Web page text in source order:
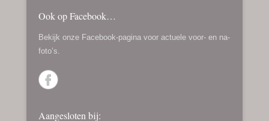
Ook op Facebook…
Bekijk onze Facebook-pagina voor actuele voor- en na-
foto’s.
Aangesloten bij: